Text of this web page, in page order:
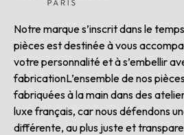
Notre marque s’inscrit dans le
pièces est destinée à vous
votre personnalité et à s’embellir
fabricationL’ensemble de nos
fabriquées à la main dans des
luxe français, car nous défendons
différente, au plus juste et